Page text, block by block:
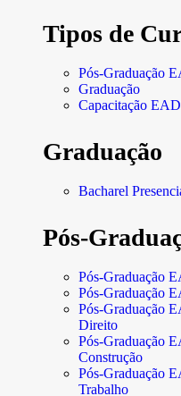
Tipos de
Pós-Graduação
Graduação
Capacitação EAD
Graduação
Bacharel
Pós-
Pós-Graduação
Pós-Graduação
Pós-Graduação
Direito
Pós-Graduação
Construção
Pós-Graduação
Trabalho